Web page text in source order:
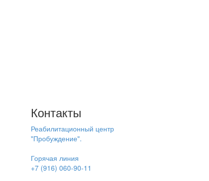
Контакты
Реабилитационный центр
"Пробуждение".
Горячая линия
+7 (916) 060-90-11